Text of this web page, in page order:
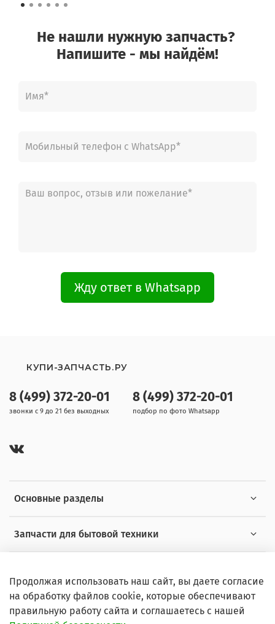
Не нашли нужную запчасть?
Напишите - мы найдём!
Жду ответ в Whatsapp
Основные разделы
Запчасти для бытовой техники
8 (499) 372-20-01
звонки с 9 до 21 без выходных
8 (499) 372-20-01
подбор по фото Whatsapp
КУПИ-ЗАПЧАСТЬ.РУ
Продолжая использовать наш сайт, вы даете согласие
на обработку файлов cookie, которые обеспечивают
правильную работу сайта и соглашаетесь с нашей